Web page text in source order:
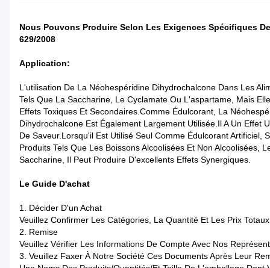
Nous Pouvons Produire Selon Les Exigences Spécifiques
629/2008
Application:
L'utilisation De La Néohespéridine Dihydrochalcone Dans Les
Tels Que La Saccharine, Le Cyclamate Ou L'aspartame, Mais
Effets Toxiques Et Secondaires.Comme Édulcorant, La
Dihydrochalcone Est Également Largement Utilisée.Il A Un
De Saveur.Lorsqu'il Est Utilisé Seul Comme Édulcorant
Produits Tels Que Les Boissons Alcoolisées Et Non Alcoolisées,
Saccharine, Il Peut Produire D'excellents Effets Synergiques.
Le Guide D'achat
1. Décider D'un Achat
Veuillez Confirmer Les Catégories, La Quantité Et Les Prix
2. Remise
Veuillez Vérifier Les Informations De Compte Avec Nos
3. Veuillez Faxer À Notre Société Ces Documents Après Leur